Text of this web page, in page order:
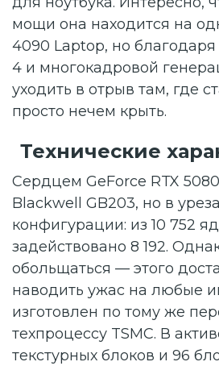
мощи она находится на
4090 Laptop, но
4 и многокадровой
уходить в отрыв там, где
просто нечем крыть.
Технические
Сердцем GeForce RTX
Blackwell GB203, но в
конфигурации: из 10 752
задействовано 8 192.
обольщаться — этого
наводить ужас на любые
изготовлен по тому же
техпроцессу TSMC. В
текстурных блоков и 96